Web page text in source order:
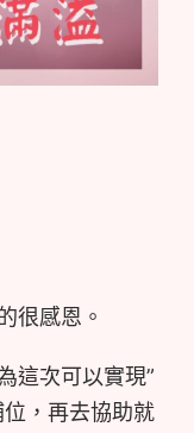
很感恩。
這次可以實現”
，再去協助就